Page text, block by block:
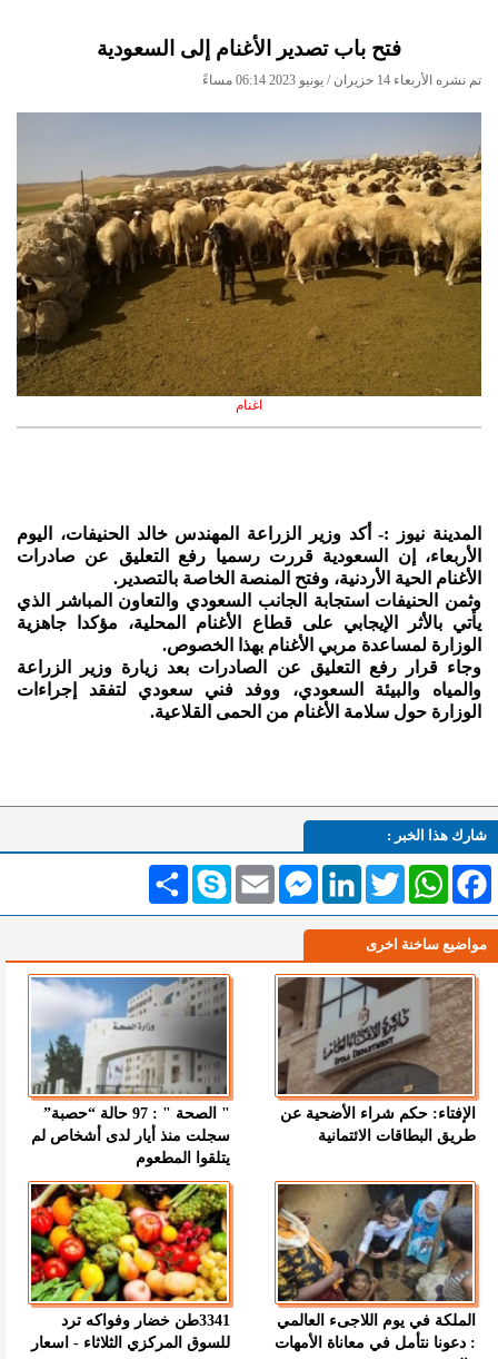
فتح باب تصدير الأغنام إلى السعودية
تم نشره الأربعاء 14 حزيران / يونيو 2023 06:14 مساءً
اغنام
المدينة نيوز :- أكد وزير الزراعة المهندس خالد الحنيفات، اليوم
الأربعاء، إن السعودية قررت رسميا رفع التعليق عن صادرات
الأغنام الحية الأردنية، وفتح المنصة الخاصة بالتصدير.
وثمن الحنيفات استجابة الجانب السعودي والتعاون المباشر الذي
يأتي بالأثر الإيجابي على قطاع الأغنام المحلية، مؤكدا جاهزية
الوزارة لمساعدة مربي الأغنام بهذا الخصوص.
وجاء قرار رفع التعليق عن الصادرات بعد زيارة وزير الزراعة
والمياه والبيئة السعودي، ووفد فني سعودي لتفقد إجراءات
الوزارة حول سلامة الأغنام من الحمى القلاعية.
شارك هذا الخبر :
انشر Skype Email
MessengerLinkedInTwitterWhatsAppFacebook
مواضيع ساخنة اخرى
الإفتاء: حكم شراء الأضحية عن
طريق البطاقات الائتمانية
" الصحة " : 97 حالة “حصبة”
سجلت منذ أيار لدى أشخاص لم
يتلقوا المطعوم
الملكة في يوم اللاجىء العالمي
: دعونا نتأمل في معاناة الأمهات
3341طن خضار وفواكه ترد
للسوق المركزي الثلاثاء - اسعار